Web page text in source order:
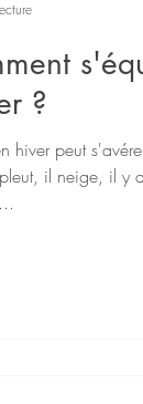
?
hiver peut
il neige, il y